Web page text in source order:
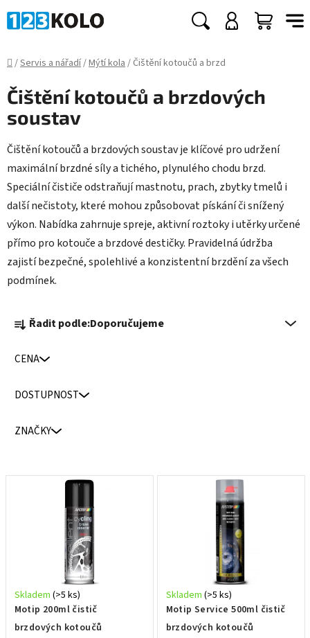
na
Hledat
Domů
/Servis a nářadí/Mýtí kola/ Čištění kotoučů a brzd
Čištění kotoučů a brzdových
soustav
Čištění kotoučů a brzdových soustav je klíčové pro udržení
maximální brzdné síly a tichého, plynulého chodu brzd.
Speciální čističe odstraňují mastnotu, prach, zbytky tmelů i
další nečistoty, které mohou způsobovat pískání či snížený
výkon. Nabídka zahrnuje spreje, aktivní roztoky i utěrky určené
přímo pro kotouče a brzdové destičky. Pravidelná údržba
zajistí bezpečné, spolehlivé a konzistentní brzdění za všech
podmínek.
a
e
n
d
Řadit podle:Doporučujeme
CENA
DOSTUPNOST
ZNAČKY
o
d
Motip 200ml čistič
brzdových kotoučů
Skladem (>5 ks)
Motip Service 500ml čistič
brzdových kotoučů
Skladem (>5 ks)